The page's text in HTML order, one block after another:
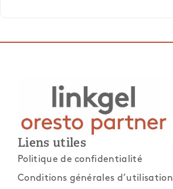
Liens utiles
Politique de confidentialité
Conditions générales d’utilisation